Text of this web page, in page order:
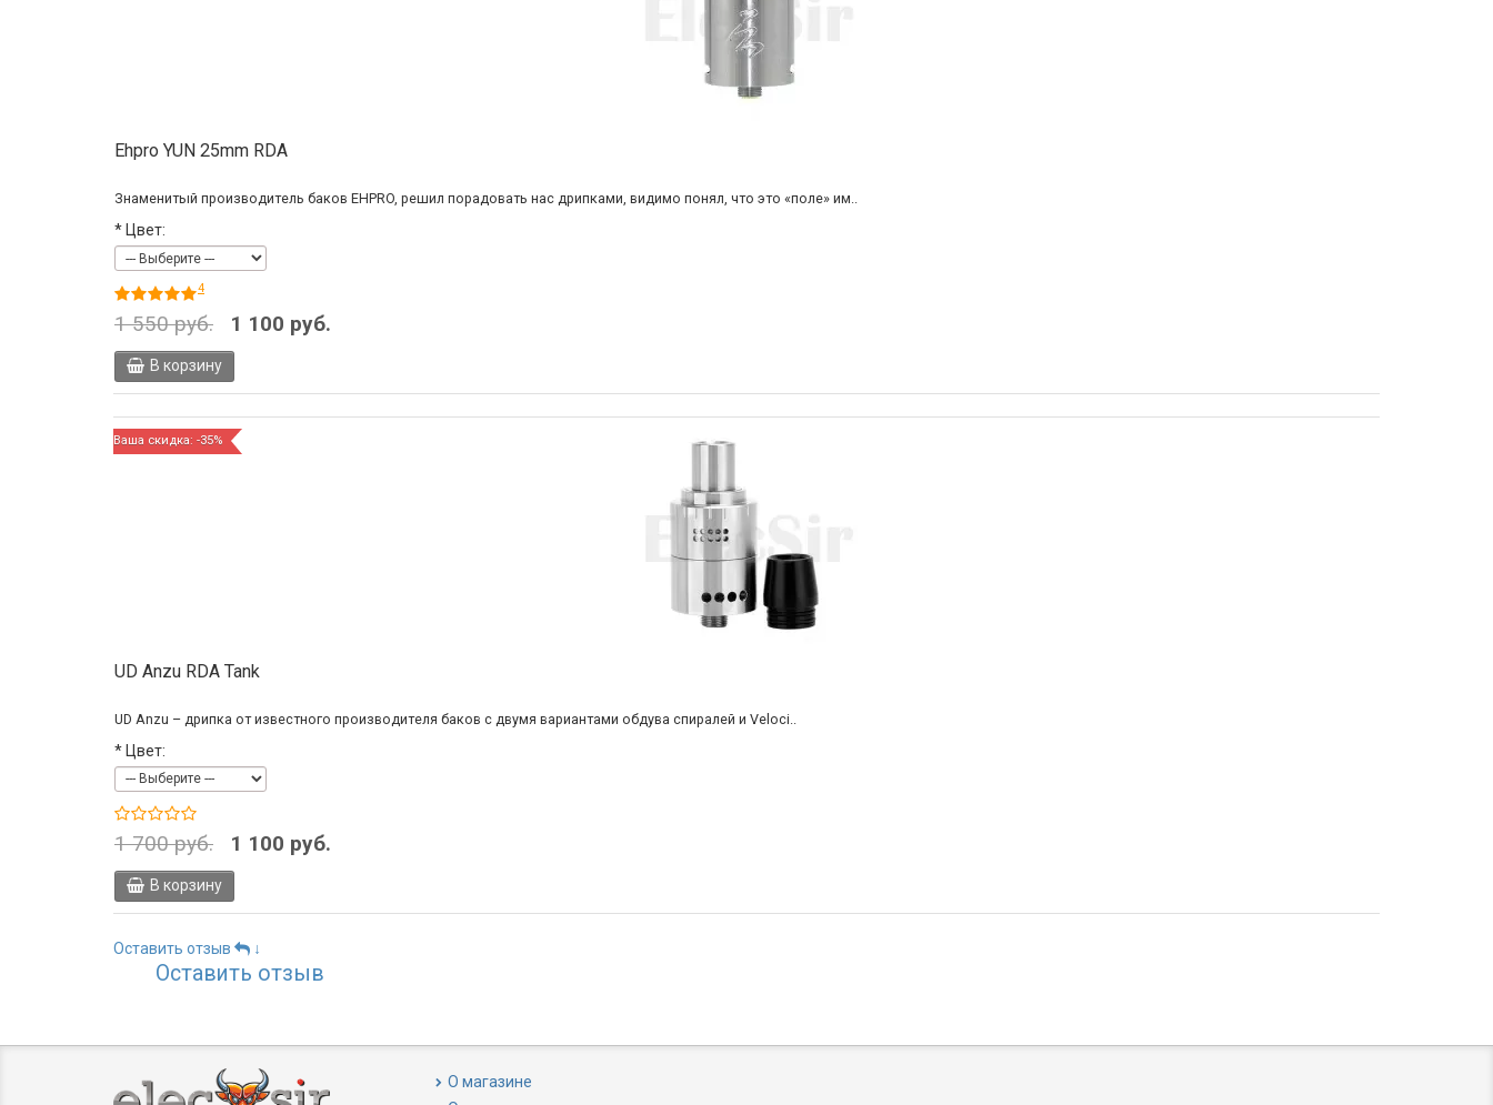
Ehpro YUN 25mm RDA
Знаменитый производитель баков EHPRO, решил порадовать нас дрипками, видимо понял, что это «поле» им..
* Цвет:
4
1 550 руб. 1 100 руб.
В корзину
Ваша скидка: -35%
UD Anzu RDA Tank
UD Anzu – дрипка от известного производителя баков с двумя вариантами обдува спиралей и Veloci..
* Цвет:
1 700 руб. 1 100 руб.
В корзину
Оставить отзыв ↓
Оставить отзыв
О магазине